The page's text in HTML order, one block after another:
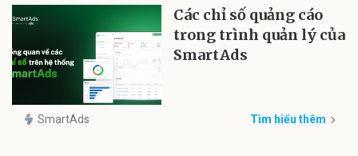
Các chỉ số quảng cáo
trong trình quản lý của
SmartAds
SmartAds Tìm hiểu thêm